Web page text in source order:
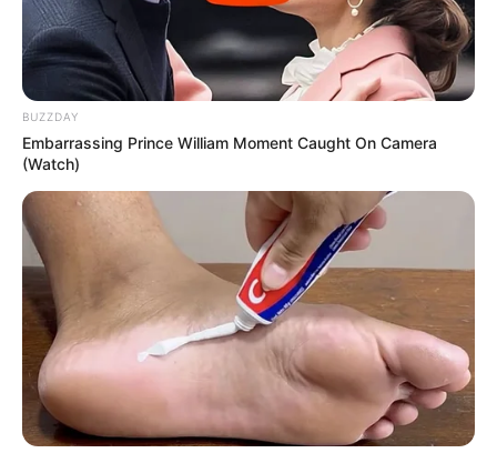
15:35 / 05 İyun 2026
Xuraman əri ilə barışıb? —Video paylaşdı
534 0 0
BUZZDAY
Embarrassing Prince William Moment Caught On Camera
(Watch)